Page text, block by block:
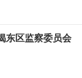
东区监察委员会